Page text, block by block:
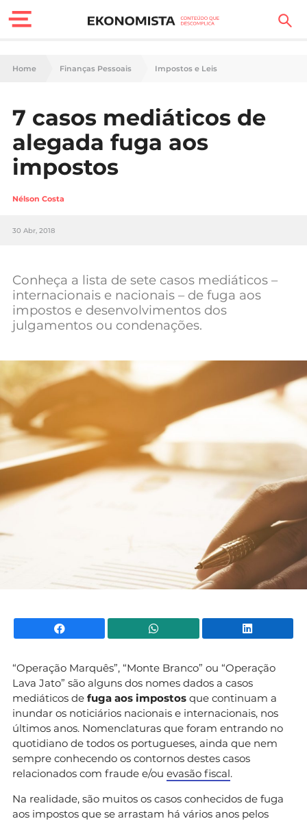
Finanças Pessoais
Carreira
Casa
Lifestyle
Sociedade
Negócios
Mundial 2026
Home Finanças Pessoais Impostos e Leis
7 casos mediáticos de
alegada fuga aos
impostos
Nélson Costa
30 Abr, 2018
Conheça a lista de sete casos mediáticos –
internacionais e nacionais – de fuga aos
impostos e desenvolvimentos dos
julgamentos ou condenações.
Facebook WhatsApp
“Operação Marquês”, “Monte Branco” ou “Operação
Lava Jato” são alguns dos nomes dados a casos
mediáticos de fuga aos impostos que continuam a
inundar os noticiários nacionais e internacionais, nos
últimos anos. Nomenclaturas que foram entrando no
quotidiano de todos os portugueses, ainda que nem
sempre conhecendo os contornos destes casos
relacionados com fraude e/ou evasão fiscal.
Na realidade, são muitos os casos conhecidos de fuga
aos impostos que se arrastam há vários anos pelos